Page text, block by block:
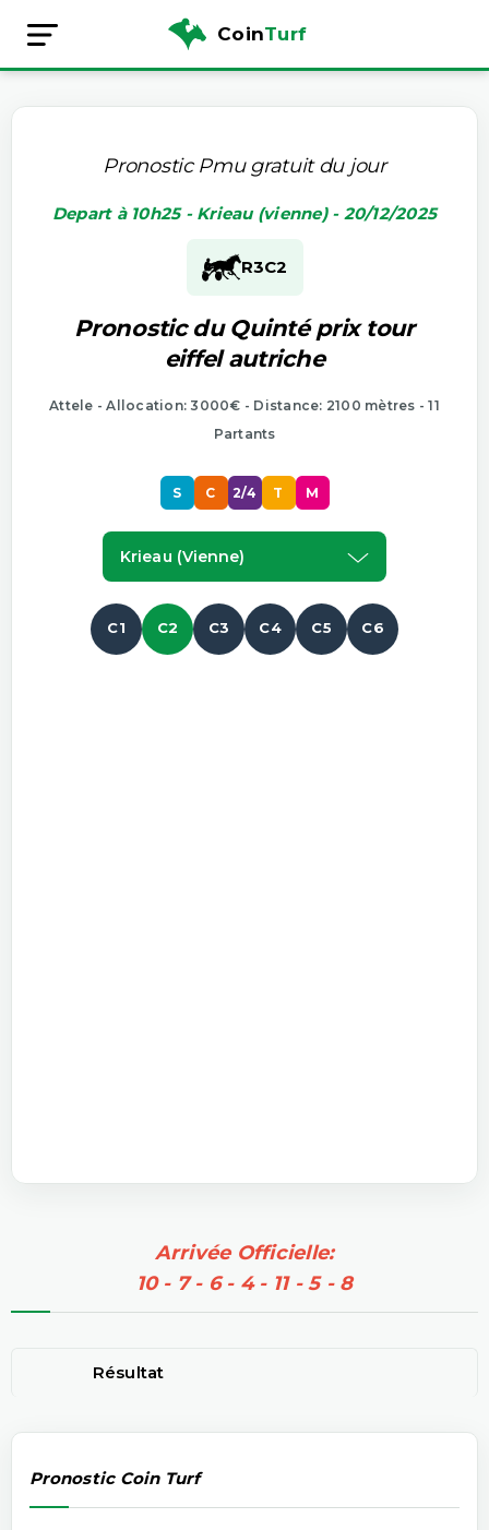
CoinTurf
Pronostic Pmu gratuit du jour
Depart à 10h25 - Krieau (vienne) - 20/12/2025
R3C2
Pronostic du Quinté prix tour
eiffel autriche
Attele - Allocation: 3000€ - Distance: 2100 mètres - 11
Partants
S C 2/4 T M
Krieau (vienne)
C1 C2 C3 C4 C5 C6
Arrivée Officielle:
10 - 7 - 6 - 4 - 11 - 5 - 8
Résultat
Pronostic Coin Turf